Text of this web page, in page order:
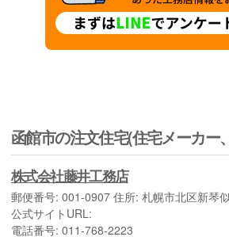
函館市の注文住宅(住宅メーカー
株式会社藤井工務店
郵便番号: 001-0907 住所: 札幌市北区新琴
公式サイトURL:
電話番号: 011-768-2223